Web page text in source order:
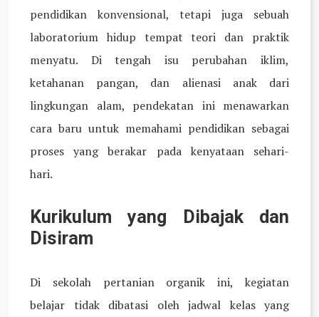
pendidikan konvensional, tetapi juga sebuah
laboratorium hidup tempat teori dan praktik
menyatu. Di tengah isu perubahan iklim,
ketahanan pangan, dan alienasi anak dari
lingkungan alam, pendekatan ini menawarkan
cara baru untuk memahami pendidikan sebagai
proses yang berakar pada kenyataan sehari-
hari.
Kurikulum yang Dibajak dan
Disiram
Di sekolah pertanian organik ini, kegiatan
belajar tidak dibatasi oleh jadwal kelas yang